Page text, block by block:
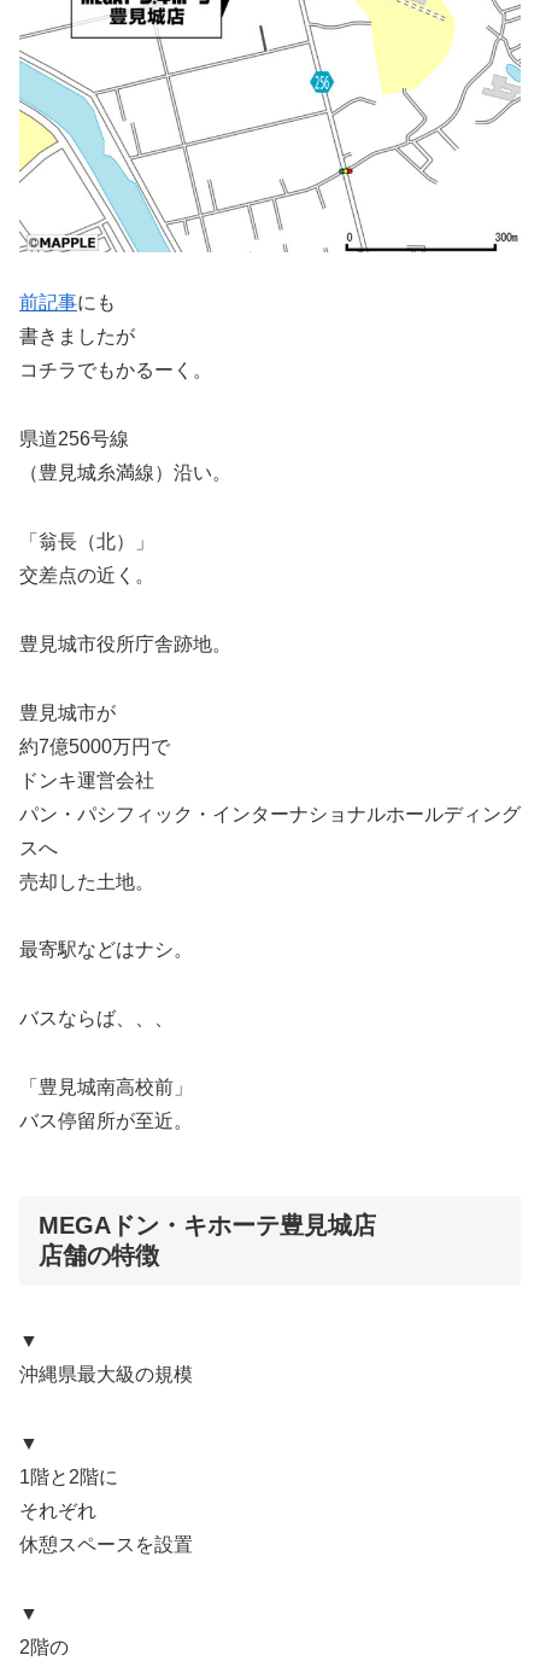
前記事にも
書きましたが
コチラでもかるーく。
県道256号線
（豊見城糸満線）沿い。
「翁長（北）」
交差点の近く。
豊見城市役所庁舎跡地。
豊見城市が
約7億5000万円で
ドンキ運営会社
パン・パシフィック・インターナショナルホールディング
スへ
売却した土地。
最寄駅などはナシ。
バスならば、、、
「豊見城南高校前」
バス停留所が至近。
MEGAドン・キホーテ豊見城店
店舗の特徴
▼
沖縄県最大級の規模
▼
1階と2階に
それぞれ
休憩スペースを設置
▼
2階の